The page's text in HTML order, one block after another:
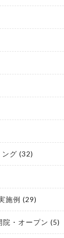
グ (32)
施例 (29)
・オープン (5)